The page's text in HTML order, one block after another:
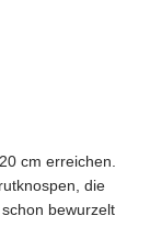
cm erreichen.
die
bewurzelt